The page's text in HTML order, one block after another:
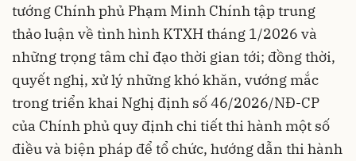
tướng Chính phủ Phạm Minh Chính tập trung
thảo luận về tình hình KTXH tháng 1/2026 và
những trọng tâm chỉ đạo thời gian tới; đồng thời,
quyết nghị, xử lý những khó khăn, vướng mắc
trong triển khai Nghị định số 46/2026/NĐ-CP
của Chính phủ quy định chi tiết thi hành một số
điều và biện pháp để tổ chức, hướng dẫn thi hành